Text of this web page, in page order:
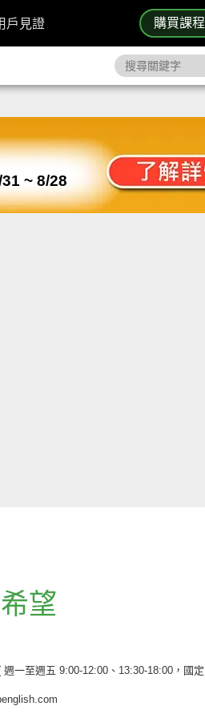
購買課程
戶見證
~ 8/28
望
週一至週五 9:00-12:00、13:30-18:00，國定